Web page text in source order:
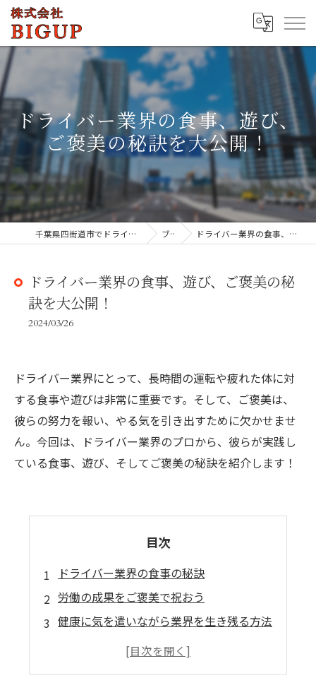
ドライバー業界の食事、遊び、
ご褒美の秘訣を大公開！
千葉県四街道市でドライバーの求人なら株式会社BIGUP ブログ ドライバー業界の食事、遊び、ご褒美の秘訣を大公開！
ドライバー業界の食事、遊び、ご褒美の秘
訣を大公開！
2024/03/26
ドライバー業界にとって、長時間の運転や疲れた体に対
する食事や遊びは非常に重要です。そして、ご褒美は、
彼らの努力を報い、やる気を引き出すために欠かせませ
ん。今回は、ドライバー業界のプロから、彼らが実践し
ている食事、遊び、そしてご褒美の秘訣を紹介します！
目次
ドライバー業界の食事の秘訣
労働の成果をご褒美で祝おう
健康に気を遣いながら業界を生き残る方法
おすすめのドライバーフードランキング